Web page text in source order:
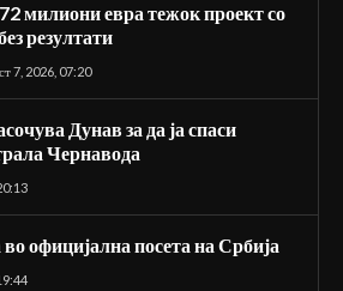
милиони евра тежок проект со
резултати
7, 2026, 07:20
Дунав за да ја спаси
Чернавода
во официјална посета на Србија